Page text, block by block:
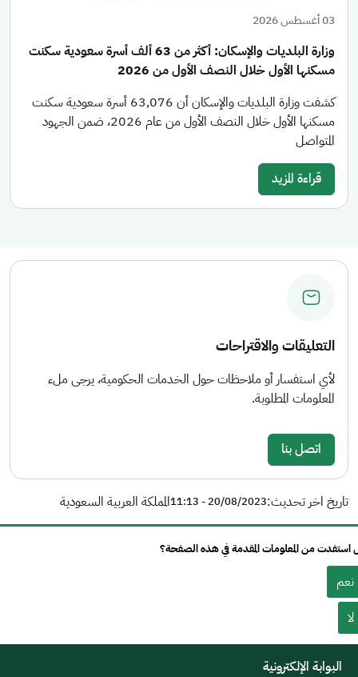
03 أغسطس 2026
وزارة البلديات والإسكان: أكثر من 63 ألف أسرة سعودية سكنت
مسكنها الأول خلال النصف الأول من 2026
كشفت وزارة البلديات والإسكان أن 63,076 أسرة سعودية سكنت
مسكنها الأول خلال النصف الأول من عام 2026، ضمن الجهود
المتواصل
قراءة المزيد
التعليقات والاقتراحات
لأي استفسار أو ملاحظات حول الخدمات الحكومية، يرجى ملء
المعلومات المطلوبة.
اتصل بنا
تاريخ اخر تحديث:20/08/2023 - 11:13 المملكة العربية السعودية
استفدت من المعلومات المقدمة في هذه الصفحة؟
نعم
لا
البوابة الإلكترونية